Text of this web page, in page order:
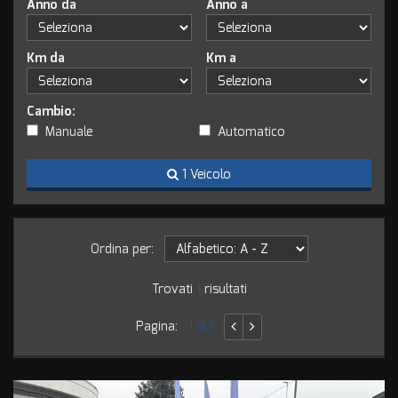
Anno da Anno a
Km da Km a
Cambio:
Manuale
Automatico
1 Veicolo
Ordina per:
Trovati 1 risultati
Pagina: 1 di 1
tracciamento
che
adottiamo
per
offrire
le
funzionalità
e
attività
di
seguito
sul
funzionamento